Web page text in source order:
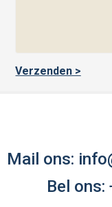
Mail ons:
Bel ons: